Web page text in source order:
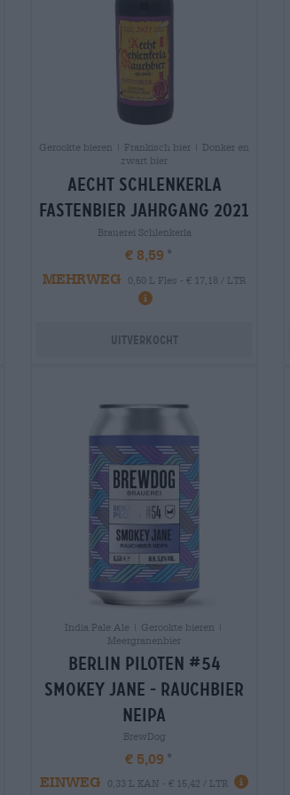
Gerookte bieren | Frankisch bier | Donker en
zwart bier
aecht schlenkerla
fastenbier jahrgang 2021
Brauerei Schlenkerla
€ 8,59
MEHRWEG
0,50 L Fles - € 17,18 / LTR
Uitverkocht
India Pale Ale | Gerookte bieren |
Meergranenbier
berlin piloten #54
smokey jane - rauchbier
neipa
BrewDog
€ 5,09
EINWEG
0,33 L KAN - € 15,42 / LTR